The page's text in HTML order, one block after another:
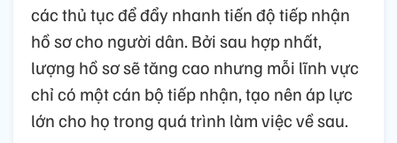
các thủ tục để đẩy nhanh tiến độ tiếp nhận
hồ sơ cho người dân. Bởi sau hợp nhất,
lượng hồ sơ sẽ tăng cao nhưng mỗi lĩnh vực
chỉ có một cán bộ tiếp nhận, tạo nên áp lực
lớn cho họ trong quá trình làm việc về sau.